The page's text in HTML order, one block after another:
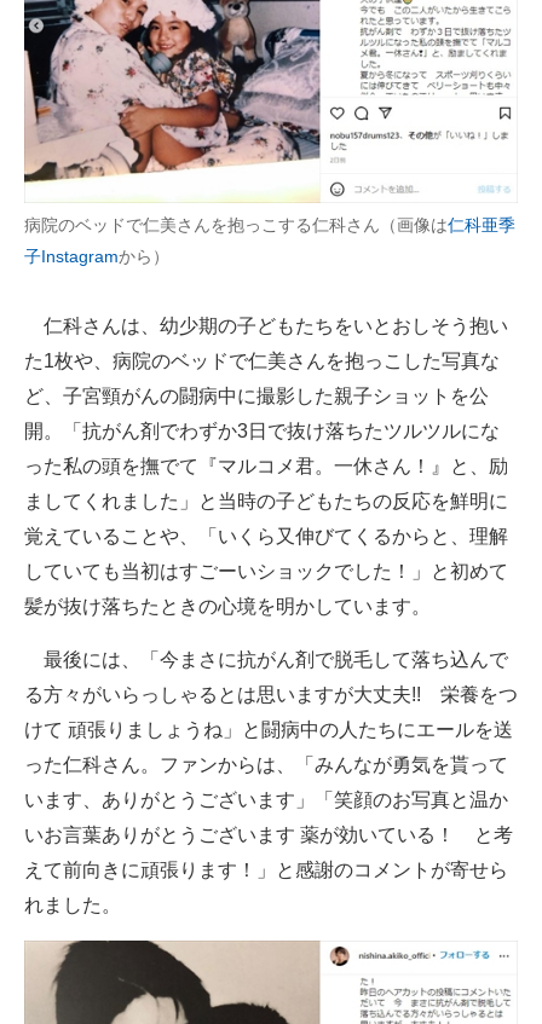
病院のベッドで仁美さんを抱っこする仁科さん（画像は仁科亜季
子Instagramから）
仁科さんは、幼少期の子どもたちをいとおしそう抱い
た1枚や、病院のベッドで仁美さんを抱っこした写真な
ど、子宮頸がんの闘病中に撮影した親子ショットを公
開。「抗がん剤でわずか3日で抜け落ちたツルツルにな
った私の頭を撫でて『マルコメ君。一休さん！』と、励
ましてくれました」と当時の子どもたちの反応を鮮明に
覚えていることや、「いくら又伸びてくるからと、理解
していても当初はすごーいショックでした！」と初めて
髪が抜け落ちたときの心境を明かしています。
最後には、「今まさに抗がん剤で脱毛して落ち込んで
る方々がいらっしゃるとは思いますが大丈夫!! 栄養をつ
けて 頑張りましょうね」と闘病中の人たちにエールを送
った仁科さん。ファンからは、「みんなが勇気を貰って
います、ありがとうございます」「笑顔のお写真と温か
いお言葉ありがとうございます 薬が効いている！ と考
えて前向きに頑張ります！」と感謝のコメントが寄せら
れました。